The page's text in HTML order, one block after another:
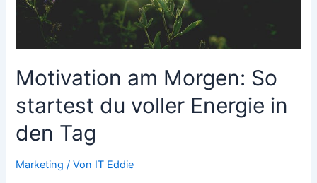
Motivation am Morgen: So
startest du voller Energie in
den Tag
Marketing / Von IT Eddie